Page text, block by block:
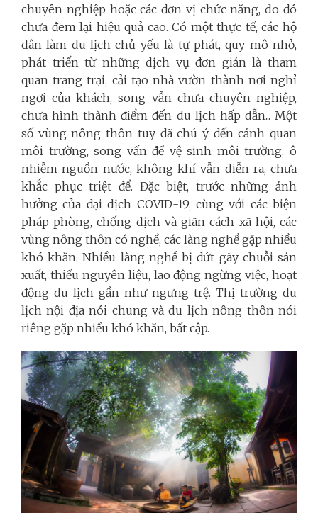
chuyên nghiệp hoặc các đơn vị chức năng, do đó
chưa đem lại hiệu quả cao. Có một thực tế, các hộ
dân làm du lịch chủ yếu là tự phát, quy mô nhỏ,
phát triển từ những dịch vụ đơn giản là tham
quan trang trại, cải tạo nhà vườn thành nơi nghỉ
ngơi của khách, song vẫn chưa chuyên nghiệp,
chưa hình thành điểm đến du lịch hấp dẫn... Một
số vùng nông thôn tuy đã chú ý đến cảnh quan
môi trường, song vấn đề vệ sinh môi trường, ô
nhiễm nguồn nước, không khí vẫn diễn ra, chưa
khắc phục triệt để. Đặc biệt, trước những ảnh
hưởng của đại dịch COVID-19, cùng với các biện
pháp phòng, chống dịch và giãn cách xã hội, các
vùng nông thôn có nghề, các làng nghề gặp nhiều
khó khăn. Nhiều làng nghề bị đứt gãy chuỗi sản
xuất, thiếu nguyên liệu, lao động ngừng việc, hoạt
động du lịch gần như ngưng trệ. Thị trường du
lịch nội địa nói chung và du lịch nông thôn nói
riêng gặp nhiều khó khăn, bất cập.